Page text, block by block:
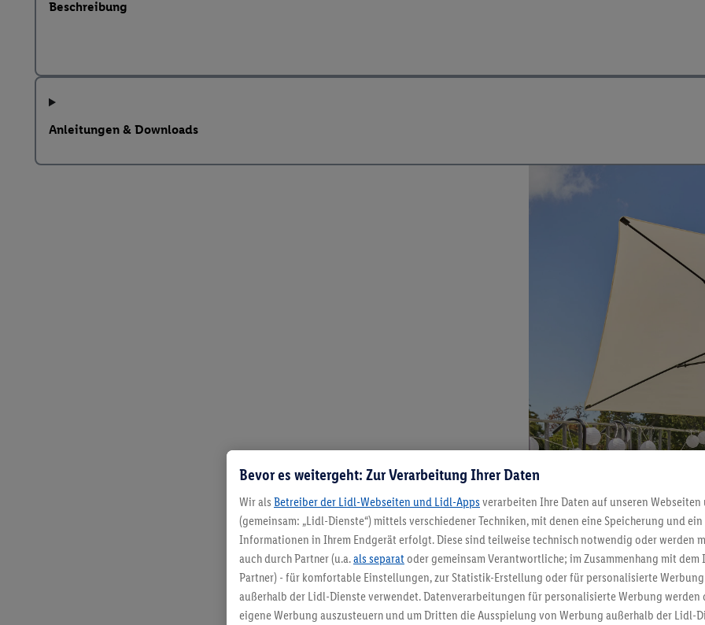
Beschreibung
Anleitungen & Downloads
Bevor es weitergeht: Zur Verarbeitung Ihrer Daten
Wir als Betreiber der Lidl-Webseiten und Lidl-Apps verarbeiten Ihre Daten auf unseren Webseiten
(gemeinsam: „Lidl-Dienste“) mittels verschiedener Techniken, mit denen eine Speicherung und
Informationen in Ihrem Endgerät erfolgt. Diese sind teilweise technisch notwendig oder werden
auch durch Partner (u.a.als separat oder gemeinsam Verantwortliche; im Zusammenhang mit dem
Partner) - für komfortable Einstellungen, zur Statistik-Erstellung oder für personalisierte
außerhalb der Lidl-Dienste verwendet. Datenverarbeitungen für personalisierte Werbung werden
eigene Werbung auszusteuern und um Dritten die Ausspielung von Werbung außerhalb der Lidl-